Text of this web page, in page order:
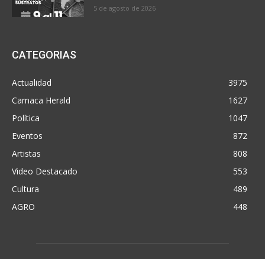
5 de agosto de 2026
CATEGORIAS
Actualidad
3975
Camaca Herald
1627
Política
1047
Eventos
872
Artistas
808
Video Destacado
553
Cultura
489
AGRO
448